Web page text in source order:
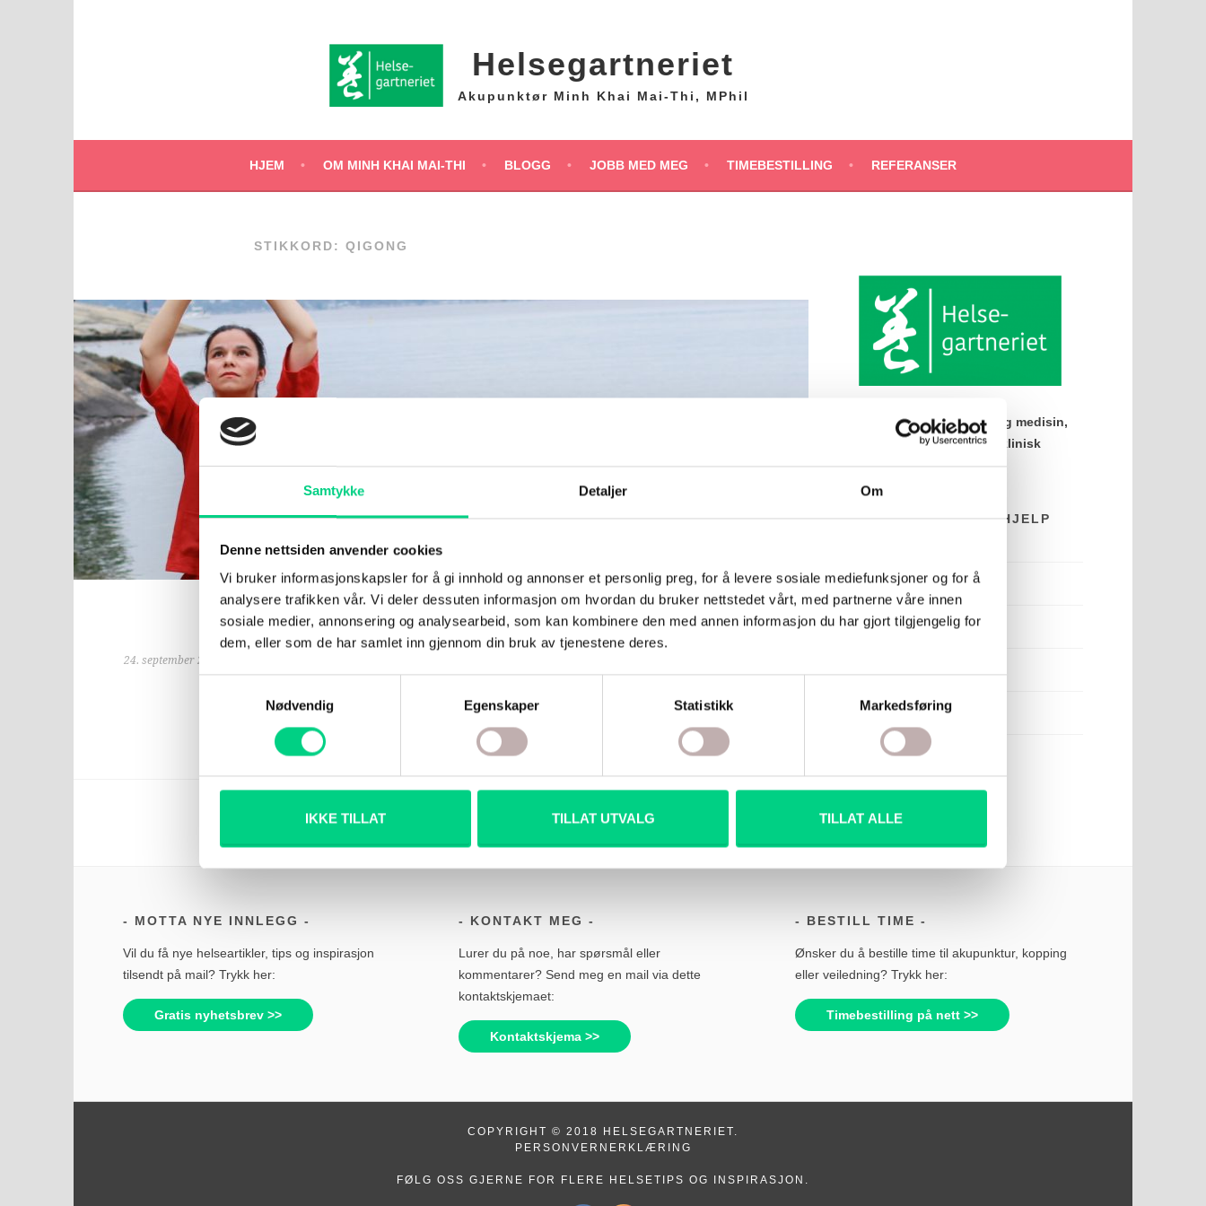
Samtykke Detaljer Om
Denne nettsiden anvender cookies
Vi bruker informasjonskapsler for å gi innhold og annonser et personlig preg, for å levere sosiale mediefunksjoner og for å
analysere trafikken vår. Vi deler dessuten informasjon om hvordan du bruker nettstedet vårt, med partnerne våre innen
sosiale medier, annonsering og analysearbeid, som kan kombinere den med annen informasjon du har gjort tilgjengelig for
dem, eller som de har samlet inn gjennom din bruk av tjenestene deres.
Nødvendig
Egenskaper Statistikk Markedsføring
IKKE TILLAT TILLAT UTVALG TILLAT ALLE
Helsegartneriet
Akupunktør Minh Khai Mai-Thi, MPhil
HJEM OM MINH KHAI MAI-THI BLOGG JOBB MED MEG TIMEBESTILLING REFERANSER
STIKKORD: QIGONG
Enkel pusteøvelse – avstressing på 5
minutter
24. september 2019
hjerterytmen roes ned. Anspenthet gir slipp og du kjenner hvordan sirkulasjonen sprer
varme ut i armer og bein. «Å puste lettet ut»,
Helseråd basert på østlig medisin,
moderne kunnskap og klinisk
erfaring.
HVA ØNSKER DU HJELP
Helsestyrking
Smerter
Stress
Utbrenthet
MOTTA NYE INNLEGG
Vil du få nye helseartikler, tips og inspirasjon
tilsendt på mail? Trykk her:
Gratis nyhetsbrev >>
KONTAKT MEG
Lurer du på noe, har spørsmål eller
kommentarer? Send meg en mail via dette
kontaktskjemaet:
Kontaktskjema >>
BESTILL TIME
Ønsker du å bestille time til akupunktur, kopping
eller veiledning? Trykk her:
Timebestilling på nett >>
COPYRIGHT © 2018 HELSEGARTNERIET.
PERSONVERNERKLÆRING
FØLG OSS GJERNE FOR FLERE HELSETIPS OG INSPIRASJON.